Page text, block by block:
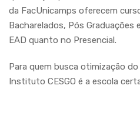
da FacUnicamps oferecem
Bacharelados, Pós
EAD quanto no Presencial.
Para quem busca otimização
Instituto CESGO é a escola